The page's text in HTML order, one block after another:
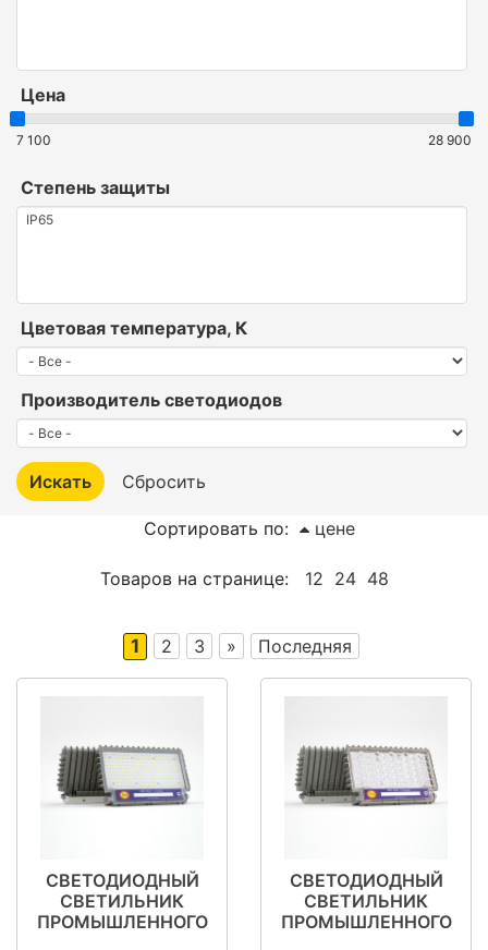
Цена
7 100 28 900
Степень защиты
Цветовая температура, К
Производитель светодиодов
Сортировать по: цене
Товаров на странице: 12 24 48
1 2 3 » Последняя
СВЕТОДИОДНЫЙ
СВЕТИЛЬНИК
ПРОМЫШЛЕННОГО
СВЕТОДИОДНЫЙ
СВЕТИЛЬНИК
ПРОМЫШЛЕННОГО